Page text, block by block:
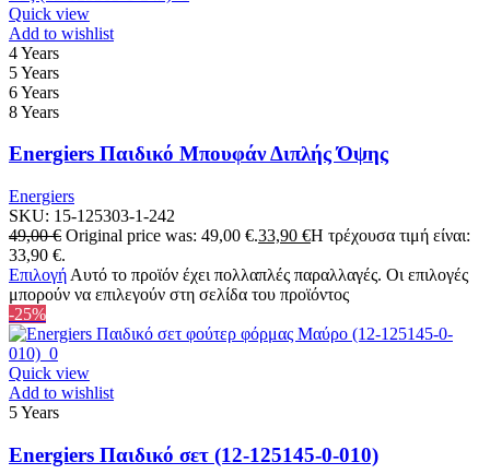
Quick view
Add to wishlist
4 Years
5 Years
6 Years
8 Years
Energiers Παιδικό Μπουφάν Διπλής Όψης
Energiers
SKU: 15-125303-1-242
49,00€ Original price was: 49,00 €.33,90 €Η τρέχουσα τιμή είναι:
33,90 €.
Επιλογή Αυτό το προϊόν έχει πολλαπλές παραλλαγές. Οι επιλογές
μπορούν να επιλεγούν στη σελίδα του προϊόντος
-25%
Quick view
Add to wishlist
5 Years
Energiers Παιδικό σετ (12-125145-0-010)